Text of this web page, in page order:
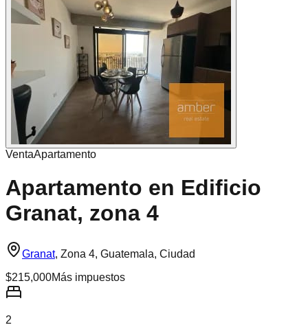
VentaApartamento
Apartamento en Edificio
Granat, zona 4
Granat, Zona 4, Guatemala, Ciudad
$215,000Más impuestos
2